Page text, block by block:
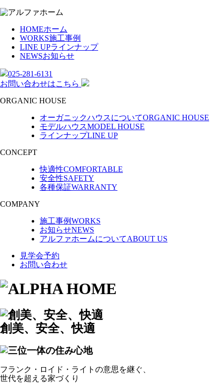
HOMEホーム
WORKS施工事例
LINE UPラインナップ
NEWSお知らせ
025-281-6131
お問い合わせはこちら
ORGANIC HOUSE
オーガニックハウスについてORGANIC HOUSE
モデルハウスMODEL HOUSE
ラインナップLINE UP
CONCEPT
快適性COMFORTABLE
安全性SAFETY
各種保証WARRANTY
COMPANY
施工事例WORKS
お知らせNEWS
アルファホームについてABOUT US
見学会予約
お問い合わせ
創美、安全、快適
フランク・ロイド・ライトの意思を継ぐ、
世代を超える家づくり